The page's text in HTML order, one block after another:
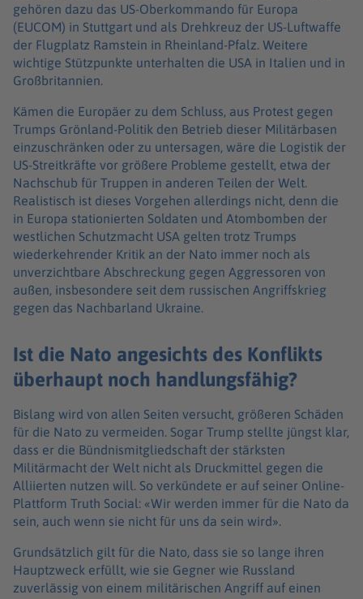
gehören dazu das US-Oberkommando für Europa
(EUCOM) in Stuttgart und als Drehkreuz der US-Luftwaffe
der Flugplatz Ramstein in Rheinland-Pfalz. Weitere
wichtige Stützpunkte unterhalten die USA in Italien und in
Großbritannien.
Kämen die Europäer zu dem Schluss, aus Protest gegen
Trumps Grönland-Politik den Betrieb dieser Militärbasen
einzuschränken oder zu untersagen, wäre die Logistik der
US-Streitkräfte vor größere Probleme gestellt, etwa der
Nachschub für Truppen in anderen Teilen der Welt.
Realistisch ist dieses Vorgehen allerdings nicht, denn die
in Europa stationierten Soldaten und Atombomben der
westlichen Schutzmacht USA gelten trotz Trumps
wiederkehrender Kritik an der Nato immer noch als
unverzichtbare Abschreckung gegen Aggressoren von
außen, insbesondere seit dem russischen Angriffskrieg
gegen das Nachbarland Ukraine.
Ist die Nato angesichts des Konflikts
überhaupt noch handlungsfähig?
Bislang wird von allen Seiten versucht, größeren Schäden
für die Nato zu vermeiden. Sogar Trump stellte jüngst klar,
dass er die Bündnismitgliedschaft der stärksten
Militärmacht der Welt nicht als Druckmittel gegen die
Alliierten nutzen will. So verkündete er auf seiner Online-
Plattform Truth Social: «Wir werden immer für die Nato da
sein, auch wenn sie nicht für uns da sein wird».
Grundsätzlich gilt für die Nato, dass sie so lange ihren
Hauptzweck erfüllt, wie sie Gegner wie Russland
zuverlässig von einem militärischen Angriff auf einen